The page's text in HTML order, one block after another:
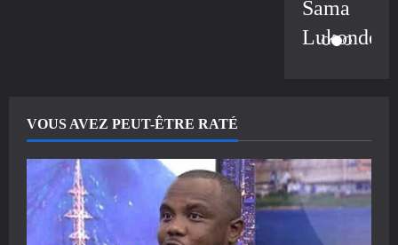
Sama
Lukonde
VOUS AVEZ PEUT-ÊTRE RATÉ